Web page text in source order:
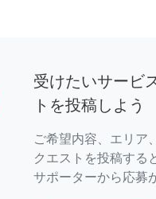
受けたいサービ
トを投稿しよう
ご希望内容、エリア
クエストを投稿する
サポーターから応募